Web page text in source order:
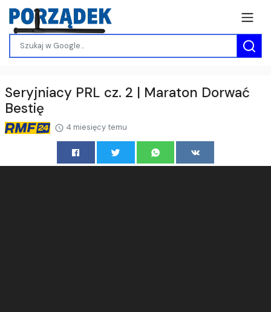
Seryjniacy PRL cz. 2 | Maraton Dorwać
Bestię
4 miesięcy temu